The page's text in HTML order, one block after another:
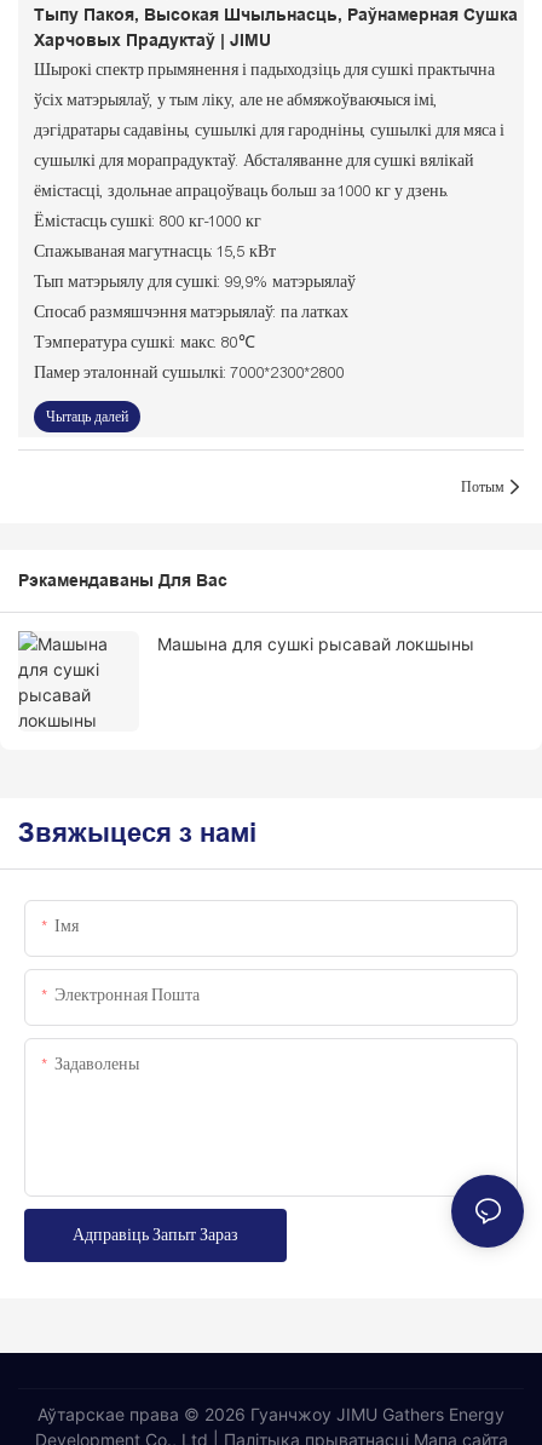
Тыпу Пакоя, Высокая Шчыльнасць, Раўнамерная Сушка
Харчовых Прадуктаў | JIMU
Шырокі спектр прымянення і падыходзіць для сушкі практычна
ўсіх матэрыялаў, у тым ліку, але не абмяжоўваючыся імі,
дэгідратары садавіны, сушылкі для гародніны, сушылкі для мяса і
сушылкі для морапрадуктаў. Абсталяванне для сушкі вялікай
ёмістасці, здольнае апрацоўваць больш за 1000 кг у дзень.
Ёмістасць сушкі: 800 кг-1000 кг
Спажываная магутнасць: 15,5 кВт
Тып матэрыялу для сушкі: 99,9% матэрыялаў
Спосаб размяшчэння матэрыялаў: па латках
Тэмпература сушкі: макс. 80℃
Памер эталоннай сушылкі: 7000*2300*2800
Чытаць далей
Потым
Рэкамендаваны Для Вас
Машына для сушкі рысавай локшыны
Звяжыцеся з намі
Імя
Электронная Пошта
Задаволены
Адправіць Запыт Зараз
Аўтарскае права © 2026 Гуанчжоу JIMU Gathers Energy
Development Co., Ltd |
Палітыка прыватнасціМапа сайта